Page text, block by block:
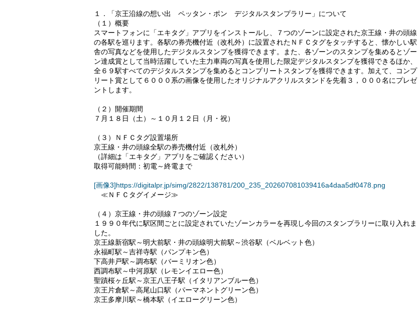
１．「京王沿線の想い出 ペッタン・ポン デジタルスタンプラリー」について
（１）概要
スマートフォンに「エキタグ」アプリをインストールし、７つのゾーンに設定された京王線・井の頭線
の各駅を巡ります。各駅の券売機付近（改札外）に設置されたＮＦＣタグをタッチすると、懐かしい駅
舎の写真などを使用したデジタルスタンプを獲得できます。また、各ゾーンのスタンプを集めるとゾー
ン達成賞として当時活躍していた主力車両の写真を使用した限定デジタルスタンプを獲得できるほか、
全６９駅すべてのデジタルスタンプを集めるとコンプリートスタンプを獲得できます。加えて、コンプ
リート賞として６０００系の画像を使用したオリジナルアクリルスタンドを先着３，０００名にプレゼ
ントします。
（２）開催期間
７月１８日（土）～１０月１２日（月・祝）
（３）ＮＦＣタグ設置場所
京王線・井の頭線全駅の券売機付近（改札外）
（詳細は「エキタグ」アプリをご確認ください）
取得可能時間：初電～終電まで
[画像3]https://digitalpr.jp/simg/2822/138781/200_235_202607081039416a4daa5df0478.png
≪ＮＦＣタグイメージ≫
（４）京王線・井の頭線７つのゾーン設定
１９９０年代に駅区間ごとに設定されていたゾーンカラーを再現し今回のスタンプラリーに取り入れま
した。
京王線新宿駅～明大前駅・井の頭線明大前駅～渋谷駅（ベルベット色）
永福町駅～吉祥寺駅（パンプキン色）
下高井戸駅～調布駅（バーミリオン色）
西調布駅～中河原駅（レモンイエロー色）
聖蹟桜ヶ丘駅～京王八王子駅（イタリアンブルー色）
京王片倉駅～高尾山口駅（パーマネントグリーン色）
京王多摩川駅～橋本駅（イエローグリーン色）